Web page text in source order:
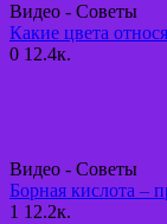
Видео - Советы
Какие цвета
0 12.4к.
Видео - Советы
Борная кислота –
1 12.2к.